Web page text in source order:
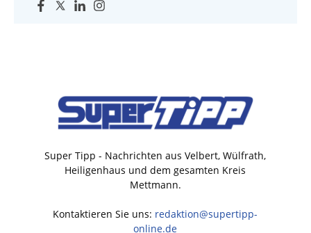
Super Tipp - Nachrichten aus Velbert, Wülfrath,
Heiligenhaus und dem gesamten Kreis
Mettmann.
Kontaktieren Sie uns: redaktion@supertipp-
online.de